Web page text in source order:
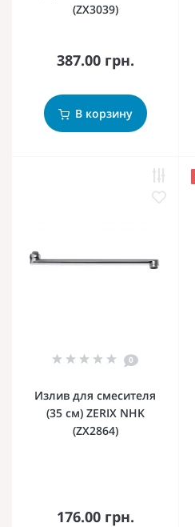
(ZX3039)
387.00 грн.
В корзину
0
Излив для смесителя
(35 см) ZERIX NHK
(ZX2864)
176.00 грн.